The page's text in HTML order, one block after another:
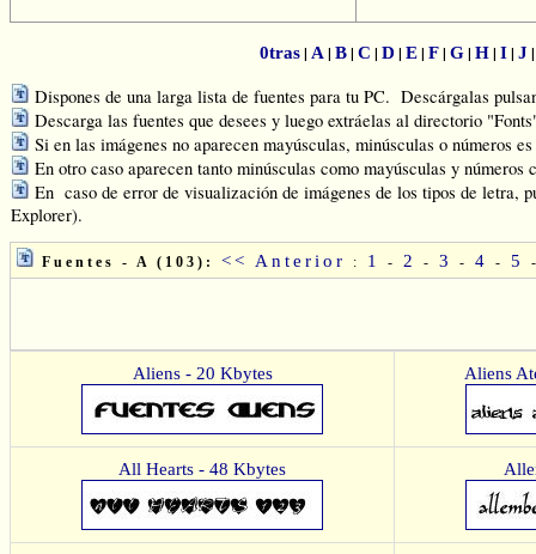
0tras| A | B| C | D | E| F| G| H| I| J
Dispones de una larga lista de fuentes para tu PC. Descárgalas
Descarga las fuentes que desees y luego extráelas al directorio
Si en las imágenes no aparecen mayúsculas, minúsculas o números
En otro caso aparecen tanto minúsculas como mayúsculas y números
En caso de error de visualización de imágenes de los tipos de letra,
Explorer).
Fuentes - A (103): << Anterior : 1 - 2 - 3 - 4 - 5
Aliens - 20 Kbytes Aliens
All Hearts - 48 Kbytes